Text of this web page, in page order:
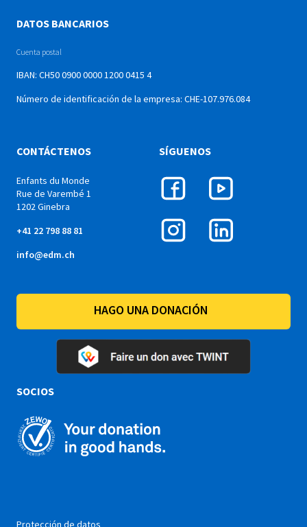
CONTÁCTENOS
Enfants du Monde
Rue de Varembé 1
1202 Ginebra
+41 22 798 88 81
info@edm.ch
DATOS BANCARIOS
Cuenta postal
IBAN: CH50 0900 0000 1200 0415 4
Número de identificación de la empresa: CHE-107.976.084
SÍGUENOS
HAGO UNA DONACIÓN
SOCIOS
Protección de datos